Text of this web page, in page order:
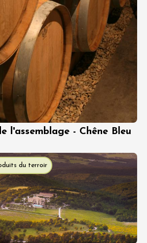
l'assemblage - Chêne Bleu
du terroir